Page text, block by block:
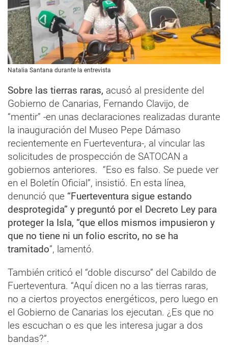
Natalia Santana durante la entrevista
Sobre las tierras raras, acusó al presidente del
Gobierno de Canarias, Fernando Clavijo, de
“mentir” -en unas declaraciones realizadas durante
la inauguración del Museo Pepe Dámaso
recientemente en Fuerteventura-, al vincular las
solicitudes de prospección de SATOCAN a
gobiernos anteriores. “Eso es falso. Se puede ver
en el Boletín Oficial”, insistió. En esta línea,
denunció que “Fuerteventura sigue estando
desprotegida” y preguntó por el Decreto Ley para
proteger la Isla, “que ellos mismos impusieron y
que no tiene ni un folio escrito, no se ha
tramitado”, lamentó.
También criticó el “doble discurso” del Cabildo de
Fuerteventura. “Aquí dicen no a las tierras raras,
no a ciertos proyectos energéticos, pero luego en
el Gobierno de Canarias los ejecutan. ¿Es que no
les escuchan o es que les interesa jugar a dos
bandas?”.